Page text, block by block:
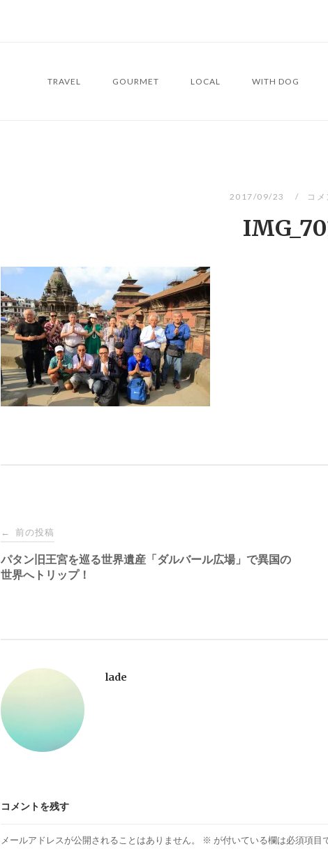
TRAVEL GOURMET LOCAL WITH DOG
2017/09/23 コ
投
稿
ゲ
ー
シ
ン
← 前の投稿
パタン旧王宮を巡る世界遺産「ダルバール広場」で異国の
世界へトリップ！
lade
コメントを残す
メールアドレスが公開されることはありません。 ※ が付いている欄は必須項目